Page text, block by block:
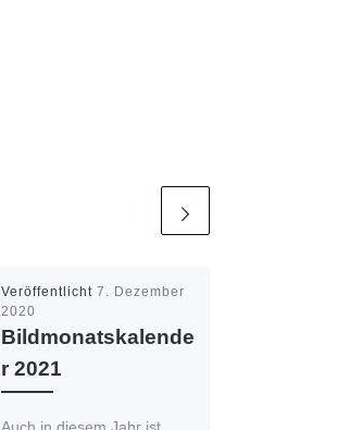
Veröffentlicht 7. Dezember
2020
Bildmonatskalende
r 2021